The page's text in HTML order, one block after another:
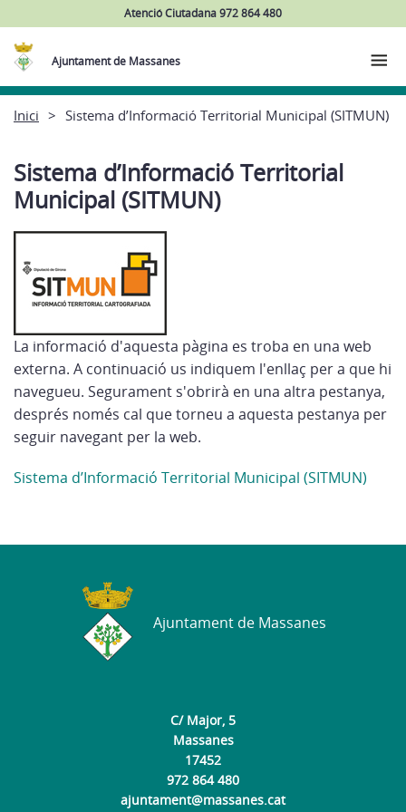
Atenció Ciutadana 972 864 480
Ajuntament de Massanes
Inici Sistema d’Informació Territorial Municipal (SITMUN)
Sistema d’Informació Territorial
Municipal (SITMUN)
La informació d'aquesta pàgina es troba en una web
externa. A continuació us indiquem l'enllaç per a que hi
navegueu. Segurament s'obrirà en una altra pestanya,
després només cal que torneu a aquesta pestanya per
seguir navegant per la web.
Sistema d’Informació Territorial Municipal (SITMUN)
C/ Major, 5
Massanes
17452
972 864 480
ajuntament@massanes.cat
Ajuntament de Massanes